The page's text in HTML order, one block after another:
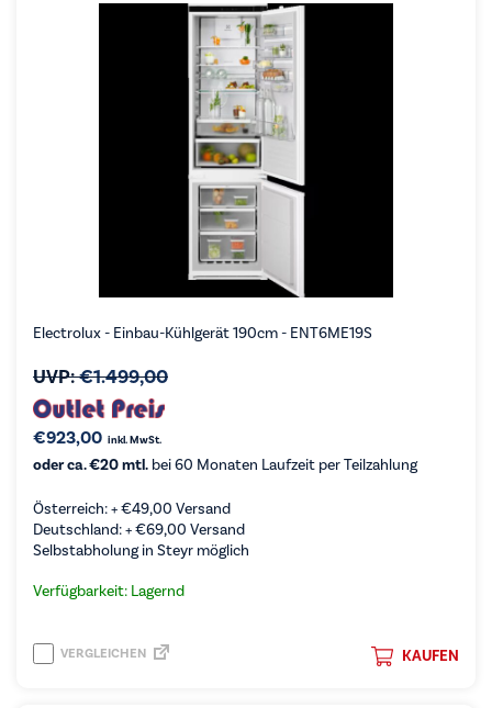
Electrolux - Einbau-Kühlgerät 190cm - ENT6ME19S
UVP:€1.499,00
€923,00 inkl. MwSt.
oder ca. €20 mtl. bei 60 Monaten Laufzeit per Teilzahlung
Österreich: +€49,00 Versand
Deutschland: +€69,00 Versand
Selbstabholung in Steyr möglich
Verfügbarkeit: Lagernd
KAUFEN
VERGLEICHEN